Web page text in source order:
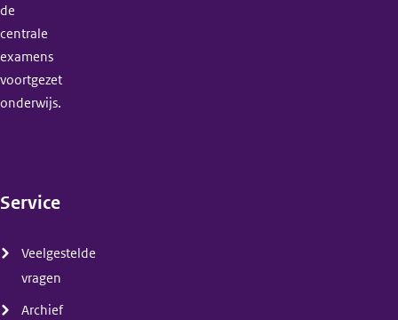
de
centrale
examens
voortgezet
onderwijs.
Service
Veelgestelde
vragen
Archief